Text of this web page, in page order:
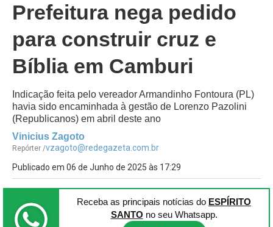
Prefeitura nega pedido
para construir cruz e
Bíblia em Camburi
Indicação feita pelo vereador Armandinho Fontoura (PL)
havia sido encaminhada à gestão de Lorenzo Pazolini
(Republicanos) em abril deste ano
Vinicius Zagoto
Repórter /vzagoto@redegazeta.com.br
Publicado em 06 de Junho de 2025 às 17:29
Receba as principais notícias do ESPÍRITO
SANTO no seu Whatsapp.